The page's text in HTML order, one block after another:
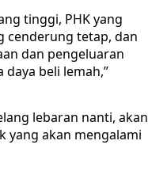
tinggi, PHK yang
cenderung tetap, dan
dan pengeluaran
beli lemah,”
lebaran nanti, akan
yang akan mengalami